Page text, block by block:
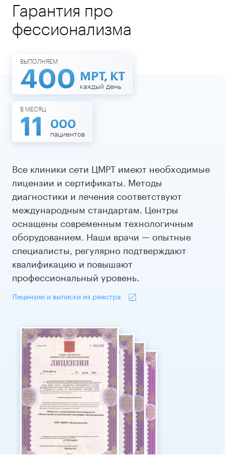
Гарантия про
фессионализма
ВЫПОЛНЯЕМ
400 МРТ, КТ
каждый день
В МЕСЯЦ
11 000
пациентов
Все клиники сети ЦМРТ имеют необходимые
лицензии и сертификаты. Методы
диагностики и лечения соответствуют
международным стандартам. Центры
оснащены современным технологичным
оборудованием. Наши врачи — опытные
специалисты, регулярно подтверждают
квалификацию и повышают
профессиональный уровень.
Лицензии и выписки из реестра